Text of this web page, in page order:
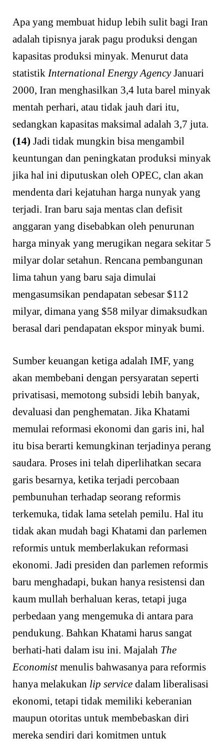
Apa yang membuat hidup lebih sulit bagi Iran
adalah tipisnya jarak pagu produksi dengan
kapasitas produksi minyak. Menurut data
statistik International Energy AgencyJanuari
2000, Iran menghasilkan 3,4 luta barel minyak
mentah perhari, atau tidak jauh dari itu,
sedangkan kapasitas maksimal adalah 3,7 juta.
(14) Jadi tidak mungkin bisa mengambil
keuntungan dan peningkatan produksi minyak
jika hal ini diputuskan oleh OPEC, clan akan
mendenta dari kejatuhan harga nunyak yang
terjadi. Iran baru saja mentas clan defisit
anggaran yang disebabkan oleh penurunan
harga minyak yang merugikan negara sekitar 5
milyar dolar setahun. Rencana pembangunan
lima tahun yang baru saja dimulai
mengasumsikan pendapatan sebesar $112
milyar, dimana yang $58 milyar dimaksudkan
berasal dari pendapatan ekspor minyak bumi.
Sumber keuangan ketiga adalah IMF, yang
akan membebani dengan persyaratan seperti
privatisasi, memotong subsidi lebih banyak,
devaluasi dan peng­hematan. Jika Khatami
memulai reformasi ekonomi dan garis ini, hal
itu bisa berarti kemungkinan terjadinya perang
saudara. Proses ini telah diperlihatkan secara
garis besarnya, ketika terjadi percobaan
pembunuhan terhadap seorang reformis
terkemuka, tidak lama setelah pemilu. Hal itu
tidak akan mudah bagi Khatami dan parlemen
reformis untuk memberlakukan reformasi
ekonomi. Jadi presiden dan parlemen reformis
baru menghadapi, bukan hanya resistensi dan
kaum mullah berhaluan keras, tetapi juga
perbedaan yang menge­muka di antara para
pendukung. Bahkan Khatami harus sangat
berhati-hati dalam isu ini. Majalah The
Economistmenulis bahwasanya para reformis
hanya melakukan lip service dalam liberalisasi
ekonomi, tetapi tidak memiliki keberanian
maupun otoritas untuk mem­bebaskan diri
mereka sendiri dari komitmen untuk